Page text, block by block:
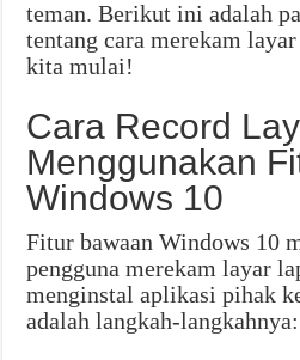
teman. Berikut ini adalah
tentang cara merekam
kita mulai!
Cara Record
Menggunakan
Windows 10
Fitur bawaan Windows 10
pengguna merekam layar
menginstal aplikasi pihak
adalah langkah-langkahnya: